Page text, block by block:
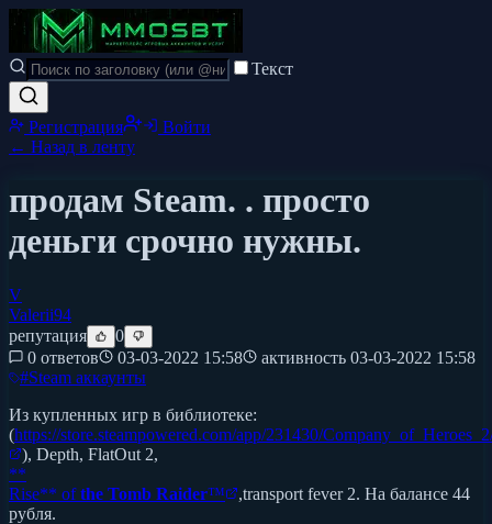
Текст
Регистрация
Войти
← Назад в ленту
продам Steam. . просто
деньги срочно нужны.
V
Valerii94
репутация
0
0 ответов
03-03-2022 15:58 активность 03-03-2022 15:58
#Steam аккаунты
Из купленных игр в библиотеке:
(https://store.steampowered.com/app/231430/
), Depth, FlatOut 2,
**
Rise** ofthe Tomb Raider™
,transport fever 2. На балансе 44
рубля.